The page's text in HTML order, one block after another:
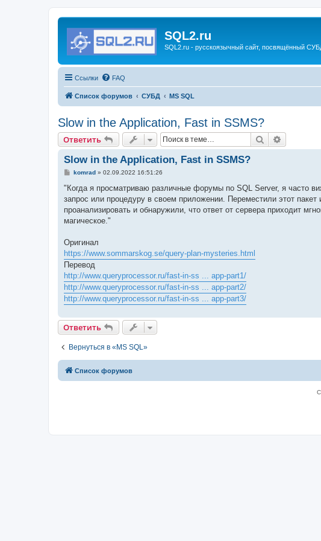
SQL2.ru
SQL2.ru - русскоязычный сайт, посвящённый
Ссылки FAQ
Список форумов СУБД MS SQL
Slow in the Application, Fast in SSMS?
Ответить Поиск
Slow in the Application, Fast in SSMS?
С
о
щ
е
и
komrad» 02.09.2022 16:51:26
"Когда я просматриваю различные форумы по SQL Server, я часто
запрос или процедуру в своем приложении. Переместили этот
проанализировать и обнаружили, что ответ от сервера приходит
магическое."
Оригинал
https://www.sommarskog.se/query-plan-mysteries.html
Перевод
http://www.queryprocessor.ru/fast-in-ss ... app-part1/
http://www.queryprocessor.ru/fast-in-ss ... app-part2/
http://www.queryprocessor.ru/fast-in-ss ... app-part3/
Ответить
Вернуться в «MS SQL»
Список форумов